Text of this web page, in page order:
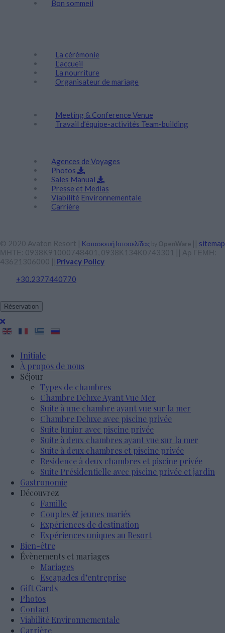
Bon sommeil
La cérémonie
L’accueil
La nourriture
Organisateur de mariage
Meeting & Conference Venue
Travail d’équipe-activités Team-building
Agences de Voyages
Photos
Sales Manual
Presse et Medias
Viabilité Environnementale
Carrière
© 2020 Avaton Resort | Κατασκευή Ιστοσελίδας by OpenWare
sitemap
ΜΗΤΕ: 0938Κ91000748401, 0938Κ134Κ0743301 || Αρ ΓΕΜΗ:
43621306000 || Privacy Policy
+30.2377440770
Réservation
Initiale
À propos de nous
Séjour
Types de chambres
Chambre Deluxe Ayant Vue Mer
Suite à une chambre ayant vue sur la mer
Chambre Deluxe avec piscine privée
Suite Junior avec piscine privée
Suite à deux chambres ayant vue sur la mer
Suite à deux chambres et piscine privée
Residence à deux chambres et piscine privée
Suite Présidentielle avec piscine privée et jardin
Gastronomie
Découvrez
Famille
Couples & jeunes mariés
Expériences de destination
Expériences uniques au Resort
Bien-être
Évènements et mariages
Mariages
Escapades d’entreprise
Gift Cards
Photos
Contact
Viabilité Environnementale
Carrière